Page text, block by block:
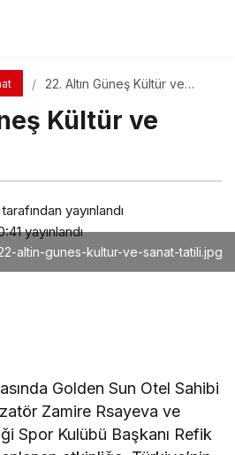
22. Altın Güneş Kültür ve
Kültür ve
tarafından yayınlandı
yayınlandı
altin-gunes-kultur-ve-sanat-tatili.jpg
Golden Sun Otel Sahibi
Zamire Rsayeva ve
Spor Kulübü Başkanı Refik